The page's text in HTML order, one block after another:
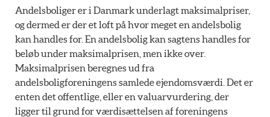
Andelsboliger er i Danmark underlagt maksimalpriser,
og dermed er der et loft på hvor meget en andelsbolig
kan handles for. En andelsbolig kan sagtens handles for
beløb under maksimalprisen, men ikke over.
Maksimalprisen beregnes ud fra
andelsboligforeningens samlede ejendomsværdi. Det er
enten det offentlige, eller en valuarvurdering, der
ligger til grund for værdisættelsen af foreningens